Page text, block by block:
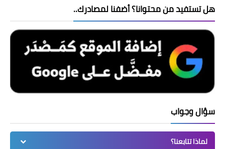
هل تستفيد من محتوانا؟ أضفنا لمصادرك..
سؤال وجواب
لماذا تتابعنا؟